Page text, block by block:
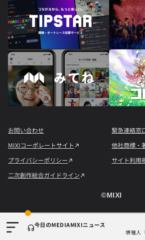
今日のMEDIAMIXIニュース
堺雅人『
お問い合わせ
緊急連絡窓
MIXIコーポレートサイト
他社商標・
プライバシーポリシー
サイト利用
二次創作総合ガイドライン
©︎MIXI